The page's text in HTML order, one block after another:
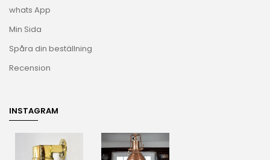
whats App
Min Sida
Spåra din beställning
Recension
INSTAGRAM